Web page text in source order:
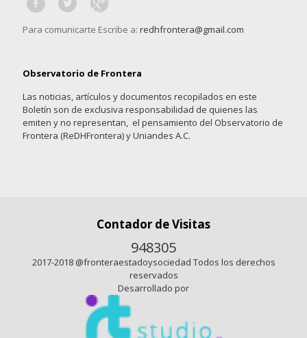
Para comunicarte Escribe a: redhfrontera@gmail.com
Observatorio de Frontera
Las noticias, artículos y documentos recopilados en este
Boletín son de exclusiva responsabilidad de quienes las
emiten y no representan, el pensamiento del Observatorio de
Frontera (ReDHFrontera) y Uniandes A.C.
Contador de Visitas
948305
2017-2018 @fronteraestadoysociedad Todos los derechos
reservados
Desarrollado por